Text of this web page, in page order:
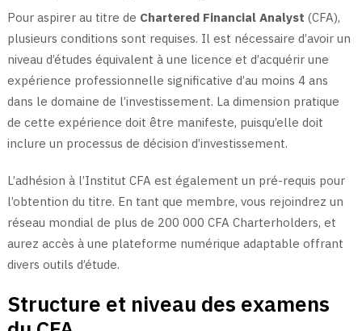
Pour aspirer au titre de Chartered Financial Analyst (CFA),
plusieurs conditions sont requises. Il est nécessaire d’avoir un
niveau d’études équivalent à une licence et d’acquérir une
expérience professionnelle significative d’au moins 4 ans
dans le domaine de l’investissement. La dimension pratique
de cette expérience doit être manifeste, puisqu’elle doit
inclure un processus de décision d’investissement.
L’adhésion à l’Institut CFA est également un pré-requis pour
l’obtention du titre. En tant que membre, vous rejoindrez un
réseau mondial de plus de 200 000 CFA Charterholders, et
aurez accès à une plateforme numérique adaptable offrant
divers outils d’étude.
Structure et niveau des examens